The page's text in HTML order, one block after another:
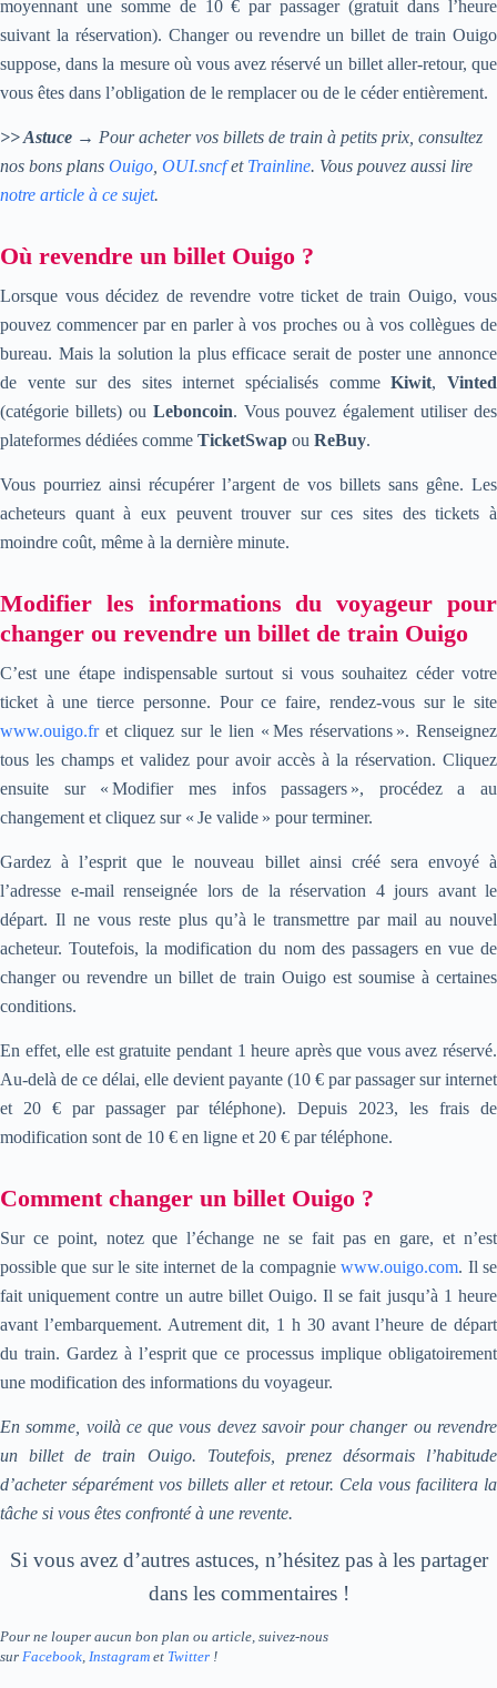
moyennant une somme de 10 € par passager (gratuit dans l’heure
suivant la réservation). Changer ou revendre un billet de train Ouigo
suppose, dans la mesure où vous avez réservé un billet aller-retour, que
vous êtes dans l’obligation de le remplacer ou de le céder entièrement.
>> Astuce → Pour acheter vos billets de train à petits prix, consultez
nos bons plans Ouigo OUI.sncfet Trainline. Vous pouvez aussi lire
notre article à ce sujet.
Où revendre un billet Ouigo ?
Lorsque vous décidez de revendre votre ticket de train Ouigo, vous
pouvez commencer par en parler à vos proches ou à vos collègues de
bureau. Mais la solution la plus efficace serait de poster une annonce
de vente sur des sites internet spécialisés commeKiwit,Vinted
(catégorie billets) ou Leboncoin. Vous pouvez également utiliser des
plateformes dédiées comme TicketSwap ou ReBuy.
Vous pourriez ainsi récupérer l’argent de vos billets sans gêne. Les
acheteurs quant à eux peuvent trouver sur ces sites des tickets à
moindre coût, même à la dernière minute.
Modifier les informations du voyageur pour
changer ou revendre un billet de train Ouigo
C’est une étape indispensable surtout si vous souhaitez céder votre
ticket à une tierce personne. Pour ce faire, rendez-vous sur le site
www.ouigo.fret cliquez sur le lien « Mes réservations ». Renseignez
tous les champs et validez pour avoir accès à la réservation. Cliquez
ensuite sur « Modifier mes infos passagers », procédez a au
changement et cliquez sur « Je valide » pour terminer.
Gardez à l’esprit que le nouveau billet ainsi créé sera envoyé à
l’adresse e-mail renseignée lors de la réservation 4 jours avant le
départ. Il ne vous reste plus qu’à le transmettre par mail au nouvel
acheteur. Toutefois, la modification du nom des passagers en vue de
changer ou revendre un billet de train Ouigo est soumise à certaines
conditions.
En effet, elle est gratuite pendant 1 heure après que vous avez réservé.
Au-delà de ce délai, elle devient payante (10 € par passager sur internet
et 20 € par passager par téléphone). Depuis 2023, les frais de
modification sont de 10 € en ligne et 20 € par téléphone.
Comment changer un billet Ouigo ?
Sur ce point, notez que l’échange ne se fait pas en gare, et n’est
possible que sur le site internet de la compagniewww.ouigo.com. Il se
fait uniquement contre un autre billet Ouigo. Il se fait jusqu’à 1 heure
avant l’embarquement. Autrement dit, 1 h 30 avant l’heure de départ
du train. Gardez à l’esprit que ce processus implique obligatoirement
une modification des informations du voyageur.
En somme, voilà ce que vous devez savoir pour changer ou revendre
un billet de train Ouigo. Toutefois, prenez désormais l’habitude
d’acheter séparément vos billets aller et retour. Cela vous facilitera la
tâche si vous êtes confronté à une revente.
Si vous avez d’autres astuces, n’hésitez pas à les partager
dans les commentaires !
Pour ne louper aucun bon plan ou article, suivez-nous
sur Facebook, Instagram et Twitter !